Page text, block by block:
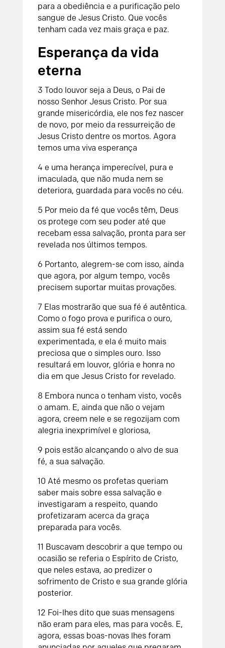
para a obediência e a purificação pelo
sangue de Jesus Cristo. Que vocês
tenham cada vez mais graça e paz.
Esperança da vida
eterna
3 Todo louvor seja a Deus, o Pai de
nosso Senhor Jesus Cristo. Por sua
grande misericórdia, ele nos fez nascer
de novo, por meio da ressurreição de
Jesus Cristo dentre os mortos. Agora
temos uma viva esperança
4 e uma herança imperecível, pura e
imaculada, que não muda nem se
deteriora, guardada para vocês no céu.
5 Por meio da fé que vocês têm, Deus
os protege com seu poder até que
recebam essa salvação, pronta para ser
revelada nos últimos tempos.
6 Portanto, alegrem-se com isso, ainda
que agora, por algum tempo, vocês
precisem suportar muitas provações.
7 Elas mostrarão que sua fé é autêntica.
Como o fogo prova e purifica o ouro,
assim sua fé está sendo
experimentada, e ela é muito mais
preciosa que o simples ouro. Isso
resultará em louvor, glória e honra no
dia em que Jesus Cristo for revelado.
8 Embora nunca o tenham visto, vocês
o amam. E, ainda que não o vejam
agora, creem nele e se regozijam com
alegria inexprimível e gloriosa,
9 pois estão alcançando o alvo de sua
fé, a sua salvação.
10 Até mesmo os profetas queriam
saber mais sobre essa salvação e
investigaram a respeito, quando
profetizaram acerca da graça
preparada para vocês.
11 Buscavam descobrir a que tempo ou
ocasião se referia o Espírito de Cristo,
que neles estava, ao predizer o
sofrimento de Cristo e sua grande glória
posterior.
12 Foi-lhes dito que suas mensagens
não eram para eles, mas para vocês. E,
agora, essas boas-novas lhes foram